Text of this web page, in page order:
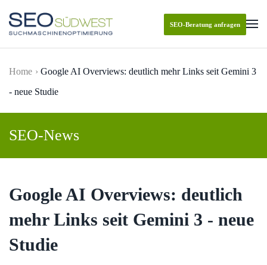
Skip to main content
SEO-Beratung anfragen
Home
Google AI Overviews: deutlich mehr Links seit Gemini 3
- neue Studie
SEO-News
Google AI Overviews: deutlich
mehr Links seit Gemini 3 - neue
Studie